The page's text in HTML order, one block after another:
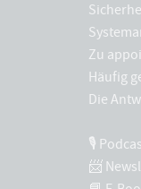
Zu
Häufig
Die
🎙
📨